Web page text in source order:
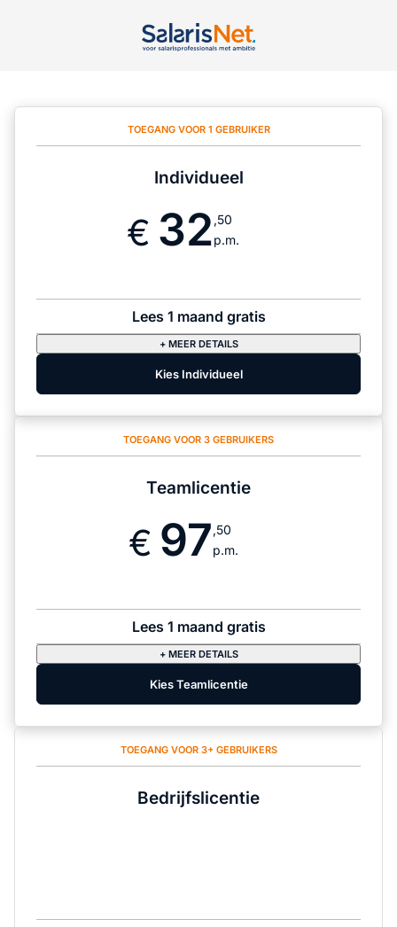
TOEGANG VOOR 1 GEBRUIKER
Individueel
32,50
p.m.
Lees 1 maand gratis
+ MEER DETAILS
Kies Individueel
TOEGANG VOOR 3 GEBRUIKERS
Teamlicentie
97,50
p.m.
Lees 1 maand gratis
+ MEER DETAILS
Kies Teamlicentie
TOEGANG VOOR 3+ GEBRUIKERS
Bedrijfslicentie